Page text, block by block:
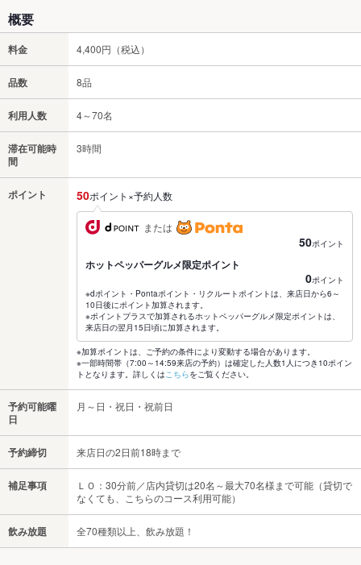
概要
料金 4,400円（税込）
品数 8品
利用人数 4～70名
滞在可能時
間
3時間
ポイント 50ポイント×予約人数
または
50ポイント
ホットペッパーグルメ限定ポイント
0ポイント
※dポイント・Pontaポイント・リクルートポイントは、来店日から6～
10日後にポイント加算されます。
※ポイントプラスで加算されるホットペッパーグルメ限定ポイントは、
来店日の翌月15日頃に加算されます。
※加算ポイントは、ご予約の条件により変動する場合があります。
※一部時間帯（7:00～14:59来店の予約）は確定した人数1人につき10ポイン
トとなります。詳しくはこちらをご覧ください。
予約可能曜
日
月～日・祝日・祝前日
予約締切 来店日の2日前18時まで
補足事項
ＬＯ：30分前／店内貸切は20名～最大70名様まで可能（貸切で
なくても、こちらのコース利用可能）
飲み放題 全70種類以上、飲み放題！